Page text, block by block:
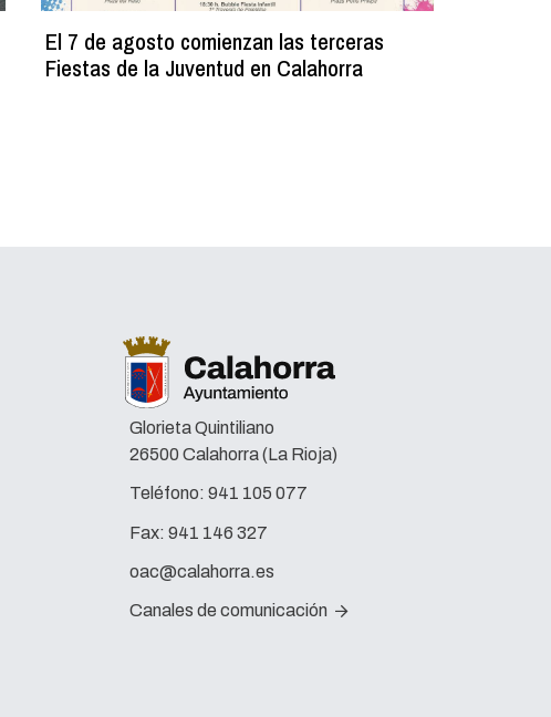
El 7 de agosto comienzan las terceras
Fiestas de la Juventud en Calahorra
Glorieta Quintiliano
26500 Calahorra (La Rioja)
Teléfono: 941 105 077
Fax: 941 146 327
oac@calahorra.es
Canales de comunicación